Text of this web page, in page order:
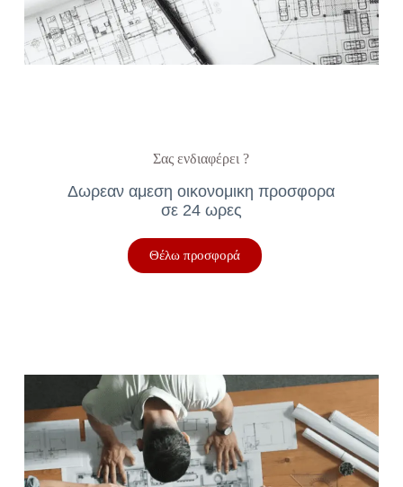
Σας ενδιαφέρει ?
Δωρεαν αμεση οικονομικη προσφορα
σε 24 ωρες
Θέλω προσφορά